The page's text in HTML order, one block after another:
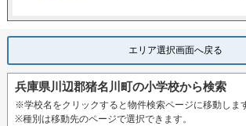
エリア選択画面へ戻る
兵庫県川辺郡猪名川町の小学校から検索
※学校名をクリックすると物件検索ページに移動します
※種別は移動先のページで選択できます。